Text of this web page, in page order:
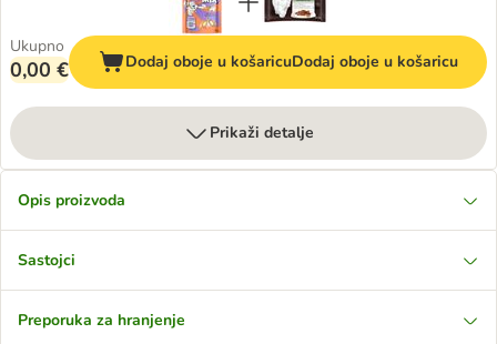
Ukupno
0,00 € Dodaj oboje u košaricuDodaj oboje u košaricu
Prikaži detalje
Opis proizvoda
Sastojci
Preporuka za hranjenje